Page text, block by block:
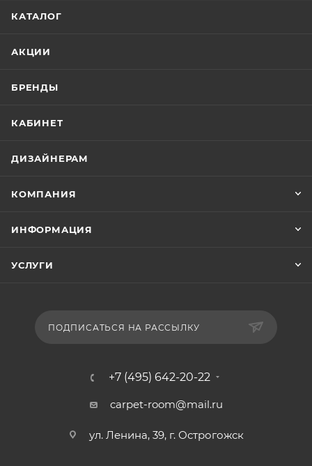
КАТАЛОГ
АКЦИИ
БРЕНДЫ
КАБИНЕТ
ДИЗАЙНЕРАМ
КОМПАНИЯ
ИНФОРМАЦИЯ
УСЛУГИ
ПОДПИСАТЬСЯ НА РАССЫЛКУ
+7 (495) 642-20-22
carpet-room@mail.ru
ул. Ленина, 39, г. Острогожск